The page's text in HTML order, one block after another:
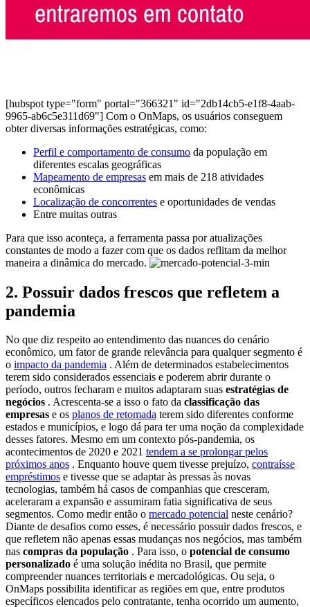
[hubspot type="form" portal="366321" id="2db14cb5-e1f8-4aab-
9965-ab6c5e311d69"] Com o OnMaps, os usuários conseguem
obter diversas informações estratégicas, como:
Perfil e comportamento de consumo da população em
diferentes escalas geográficas
Mapeamento de empresas em mais de 218 atividades
econômicas
Localização de concorrentes e oportunidades de vendas
Entre muitas outras
Para que isso aconteça, a ferramenta passa por atualizações
constantes de modo a fazer com que os dados reflitam da melhor
maneira a dinâmica do mercado.
2. Possuir dados frescos que refletem a
pandemia
No que diz respeito ao entendimento das nuances do cenário
econômico, um fator de grande relevância para qualquer segmento é
o impacto da pandemia . Além de determinados estabelecimentos
terem sido considerados essenciais e poderem abrir durante o
período, outros fecharam e muitos adaptaram suas estratégias de
negócios . Acrescenta-se a isso o fato da classificação das
empresas e os planos de retomada terem sido diferentes conforme
estados e municípios, e logo dá para ter uma noção da complexidade
desses fatores. Mesmo em um contexto pós-pandemia, os
acontecimentos de 2020 e 2021 tendem a se prolongar pelos
próximos anos . Enquanto houve quem tivesse prejuízo, contraísse
empréstimos e tivesse que se adaptar às pressas às novas
tecnologias, também há casos de companhias que cresceram,
aceleraram a expansão e assumiram fatia significativa de seus
segmentos. Como medir então o mercado potencial neste cenário?
Diante de desafios como esses, é necessário possuir dados frescos, e
que refletem não apenas essas mudanças nos negócios, mas também
nas compras da população . Para isso, o potencial de consumo
personalizado é uma solução inédita no Brasil, que permite
compreender nuances territoriais e mercadológicas. Ou seja, o
OnMaps possibilita identificar as regiões em que, entre produtos
específicos elencados pelo contratante, tenha ocorrido um aumento,